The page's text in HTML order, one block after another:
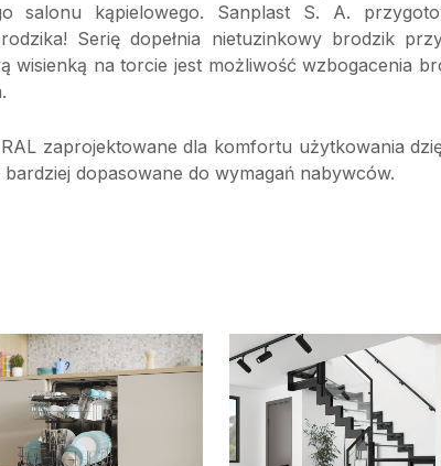
salonu kąpielowego. Sanplast S. A.
Serię dopełnia nietuzinkowy brodzik
wisienką na torcie jest możliwość wzbogacenia
zaprojektowane dla komfortu użytkowania
dopasowane do wymagań nabywców.